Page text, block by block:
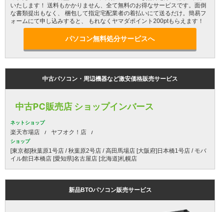
いたします！ 送料もかかりません、全て無料のお得なサービスです。面倒
な書類提出もなく、 梱包して指定宅配業者の着払いにて送るだけ。簡易フ
ォームにて申し込みすると、 もれなくヤマダポイント200ptもらえます！
パソコン無料処分サービスへ
中古パソコン・周辺機器など激安価格販売サービス
中古PC販売店 ショップインバース
ネットショップ
楽天市場店 ヤフオク！店
ショップ
[東京都]秋葉原1号店 / 秋葉原2号店 / 高田馬場店 [大阪府]日本橋1号店 / モバ
イル館日本橋店 [愛知県]名古屋店 [北海道]札幌店
新品BTOパソコン販売サービス